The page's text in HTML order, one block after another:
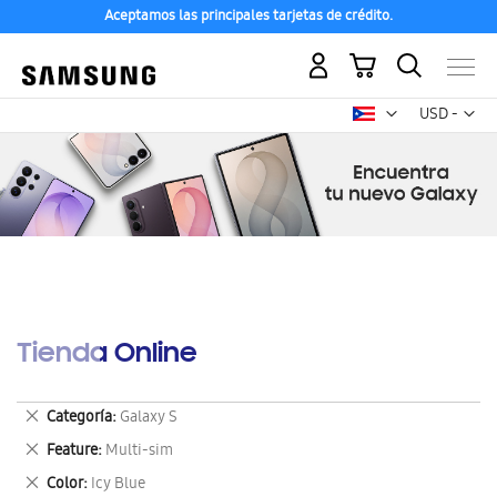
Aceptamos las principales tarjetas de crédito.
USD -
dólar
Mi carrito
Tienda Online
Categoría Galaxy S
Eliminar
este
artículo
Feature Multi-sim
Eliminar
este
Color Icy Blue
Eliminar